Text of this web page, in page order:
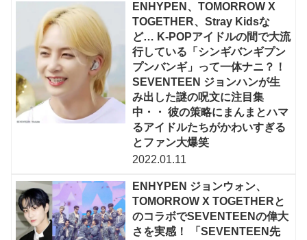
ENHYPEN、TOMORROW X
TOGETHER、Stray Kidsな
ど… K-POPアイドルの間で大流
行している「シンギバンギプン
プンバンギ」って一体ナニ？！
SEVENTEEN ジョンハンが生
み出した謎の呪文に注目集
中・・ 彼の策略にまんまとハマ
るアイドルたちがかわいすぎる
とファン大爆笑
2022.01.11
ENHYPEN ジョンウォン、
TOMORROW X TOGETHERと
のコラボでSEVENTEENの偉大
さを実感！ 「SEVENTEEN先